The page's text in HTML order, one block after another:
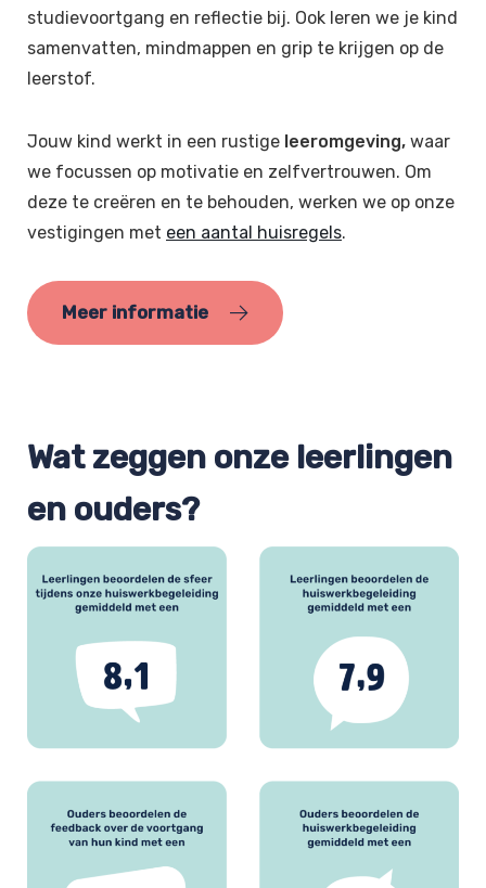
studievoortgang en reflectie bij. Ook leren we je kind
samenvatten, mindmappen en grip te krijgen op de
leerstof.
Jouw kind werkt in een rustige leeromgeving, waar
we focussen op motivatie en zelfvertrouwen. Om
deze te creëren en te behouden, werken we op onze
vestigingen met een aantal huisregels.
Meer informatie
Wat zeggen onze leerlingen
en ouders?